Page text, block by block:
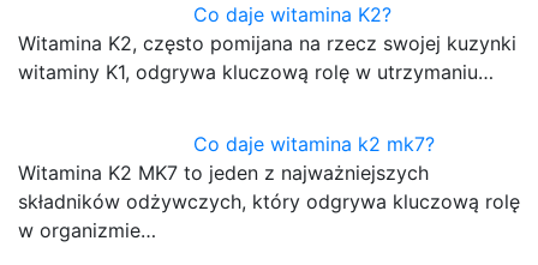
Co daje witamina K2?
Witamina K2, często pomijana na rzecz swojej kuzynki
witaminy K1, odgrywa kluczową rolę w utrzymaniu…
Co daje witamina k2 mk7?
Witamina K2 MK7 to jeden z najważniejszych
składników odżywczych, który odgrywa kluczową rolę
w organizmie…